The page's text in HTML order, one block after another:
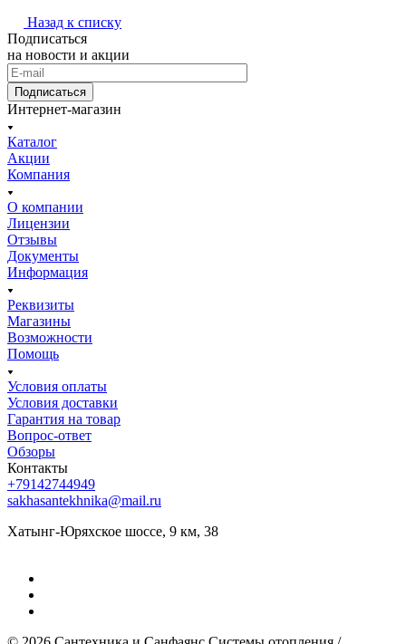
Назад к списку
Подписаться
на новости и акции
Подписаться
Интернет-магазин
Каталог
Акции
Компания
О компании
Лицензии
Отзывы
Документы
Информация
Реквизиты
Магазины
Возможности
Помощь
Условия оплаты
Условия доставки
Гарантия на товар
Вопрос-ответ
Обзоры
Контакты
+79142744949
sakhasantekhnika@mail.ru
Хатынг-Юряхское шоссе, 9 км, 38